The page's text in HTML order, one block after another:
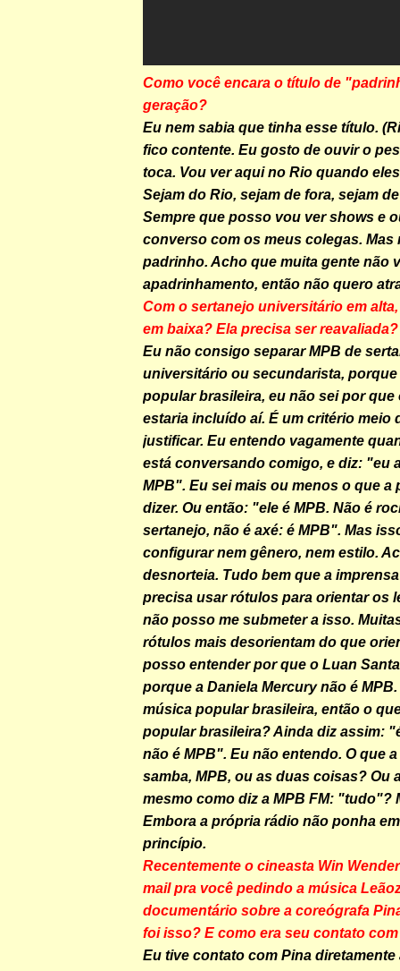
Como você encara o título de
geração?
Eu nem sabia que tinha esse título.
fico contente. Eu gosto de ouvir o
toca. Vou ver aqui no Rio quando
Sejam do Rio, sejam de fora, sejam
Sempre que posso vou ver shows e
converso com os meus colegas. Mas
padrinho. Acho que muita gente não
apadrinhamento, então não quero
Com o sertanejo universitário em
em baixa? Ela precisa ser reavaliada?
Eu não consigo separar MPB de
universitário ou secundarista, porque
popular brasileira, eu não sei por que
estaria incluído aí. É um critério meio
justificar. Eu entendo vagamente
está conversando comigo, e diz: "eu
MPB". Eu sei mais ou menos o que a
dizer. Ou então: "ele é MPB. Não é
sertanejo, não é axé: é MPB". Mas
configurar nem gênero, nem estilo.
desnorteia. Tudo bem que a
precisa usar rótulos para orientar os
não posso me submeter a isso.
rótulos mais desorientam do que
posso entender por que o Luan
porque a Daniela Mercury não é
música popular brasileira, então o
popular brasileira? Ainda diz assim:
não é MPB". Eu não entendo. O que
samba, MPB, ou as duas coisas? Ou
mesmo como diz a MPB FM: "tudo"?
Embora a própria rádio não ponha
princípio.
Recentemente o cineasta Win
mail pra você pedindo a música
documentário sobre a coreógrafa
foi isso? E como era seu contato
Eu tive contato com Pina